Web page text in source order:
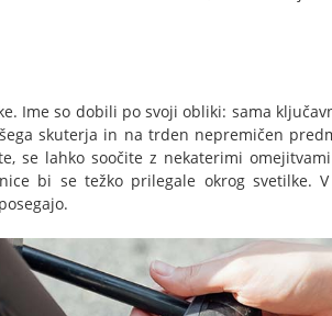
Ime so dobili po svoji obliki: sama
skuterja in na trden nepremičen
se lahko soočite z nekaterimi
bi se težko prilegale okrog svetilke.